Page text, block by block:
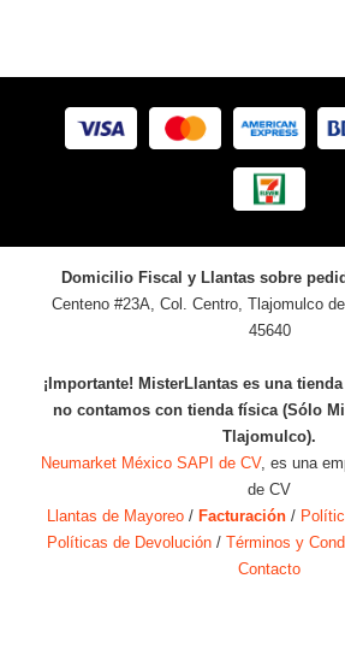
Domicilio Fiscal y Llantas sobre
Centeno #23A, Col. Centro, Tlajomulco
45640
¡Importante! MisterLlantas es una
no contamos con tienda física (Sólo
Tlajomulco).
Neumarket México SAPI de CV, es una
de CV
Llantas de Mayoreo/ Facturación/
Políticas de Devolución / Términos y
Contacto